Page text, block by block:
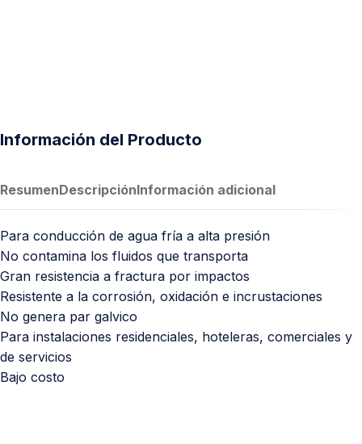
Información del Producto
ResumenDescripciónInformación adicional
Para conducción de agua fría a alta presión
No contamina los fluidos que transporta
Gran resistencia a fractura por impactos
Resistente a la corrosión, oxidación e incrustaciones
No genera par galvico
Para instalaciones residenciales, hoteleras, comerciales y
de servicios
Bajo costo